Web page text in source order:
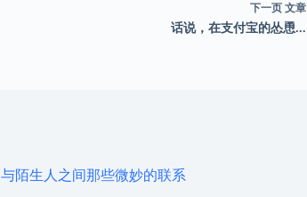
下一页 文章
话说，在支付宝的怂恿...
与陌生人之间那些微妙的联系